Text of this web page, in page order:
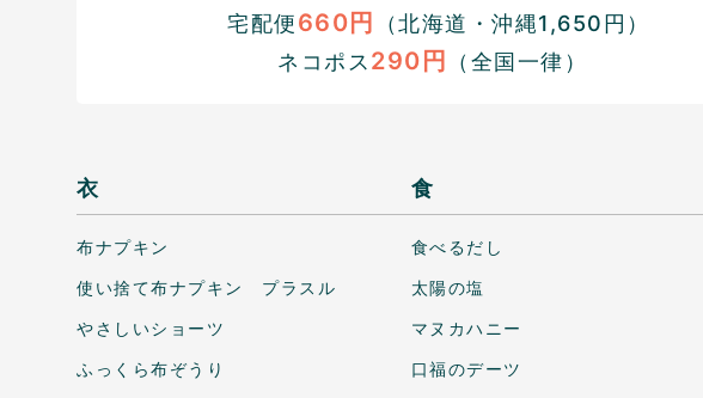
宅配便660円
（北海道・沖縄1,650円）
ネコポス 290円 （全国一律）
衣
布ナプキン
使い捨て布ナプキン プラスル
やさしいショーツ
ふっくら布ぞうり
食
食べるだし
太陽の塩
マヌカハニー
口福のデーツ